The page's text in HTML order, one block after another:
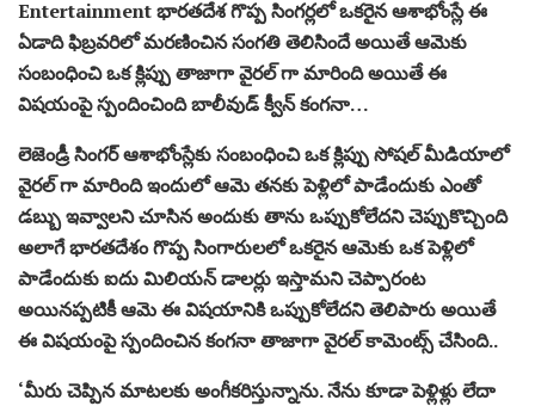
Entertainment భారతదేశ గొప్ప సింగర్లలో ఒకరైన ఆశాభోంస్లే ఈ
ఏడాది ఫిబ్రవరిలో మరణించిన సంగతి తెలిసిందే అయితే ఆమెకు
సంబంధించి ఒక క్లిప్పు తాజాగా వైరల్ గా మారింది అయితే ఈ
విషయంపై స్పందించింది బాలీవుడ్ క్వీన్ కంగనా…
లెజెండ్రీ సింగర్ ఆశాభోంస్లేకు సంబంధించి ఒక క్లిప్పు సోషల్ మీడియాలో
వైరల్ గా మారింది ఇందులో ఆమె తనకు పెళ్లిలో పాడేందుకు ఎంతో
డబ్బు ఇవ్వాలని చూసిన అందుకు తాను ఒప్పుకోలేదని చెప్పుకొచ్చింది
అలాగే భారతదేశం గొప్ప సింగారులలో ఒకరైన ఆమెకు ఒక పెళ్లిలో
పాడేందుకు ఐదు మిలియన్ డాలర్లు ఇస్తామని చెప్పారంట
అయినప్పటికీ ఆమె ఈ విషయానికి ఒప్పుకోలేదని తెలిపారు అయితే
ఈ విషయంపై స్పందించిన కంగనా తాజాగా వైరల్ కామెంట్స్ చేసింది..
‘మీరు చెప్పిన మాటలకు అంగీకరిస్తున్నాను. నేను కూడా పెళ్లిళ్లు లేదా